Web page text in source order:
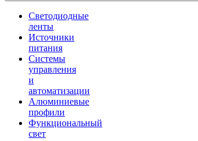
Светодиодные
ленты
Источники
питания
Системы
управления
и
автоматизации
Алюминиевые
профили
Функциональный
свет